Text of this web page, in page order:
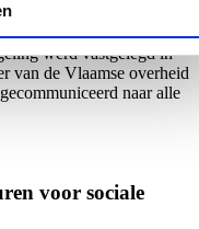
worden gereageerd door
de beoordeling van het
werd vastgelegd in
van de Vlaamse overheid
naar alle
voor sociale